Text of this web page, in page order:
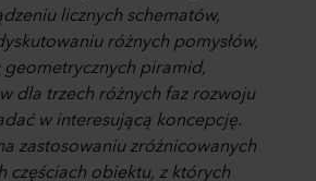
licznych schematów,
różnych pomysłów,
piramid,
dla trzech różnych faz rozwoju
w interesującą koncepcję.
zastosowaniu zróżnicowanych
częściach obiektu, z których